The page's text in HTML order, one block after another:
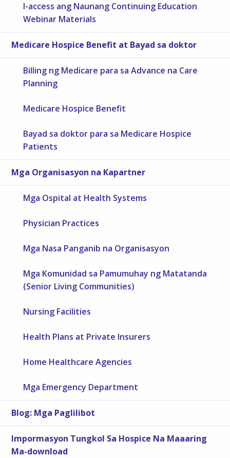
I-access ang Naunang Continuing Education
Webinar Materials
Medicare Hospice Benefit at Bayad sa doktor
Billing ng Medicare para sa Advance na Care
Planning
Medicare Hospice Benefit
Bayad sa doktor para sa Medicare Hospice
Patients
Mga Organisasyon na Kapartner
Mga Ospital at Health Systems
Physician Practices
Mga Nasa Panganib na Organisasyon
Mga Komunidad sa Pamumuhay ng Matatanda
(Senior Living Communities)
Nursing Facilities
Health Plans at Private Insurers
Home Healthcare Agencies
Mga Emergency Department
Blog: Mga Paglilibot
Impormasyon Tungkol Sa Hospice Na Maaaring
Ma-download